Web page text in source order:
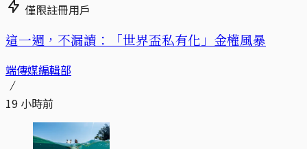
僅限註冊用戶
這一週，不漏讀：「世界盃私有化」金權風暴
端傳媒編輯部
19 小時前